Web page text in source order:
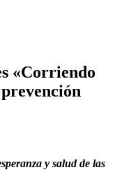
«Corriendo
y salud de las